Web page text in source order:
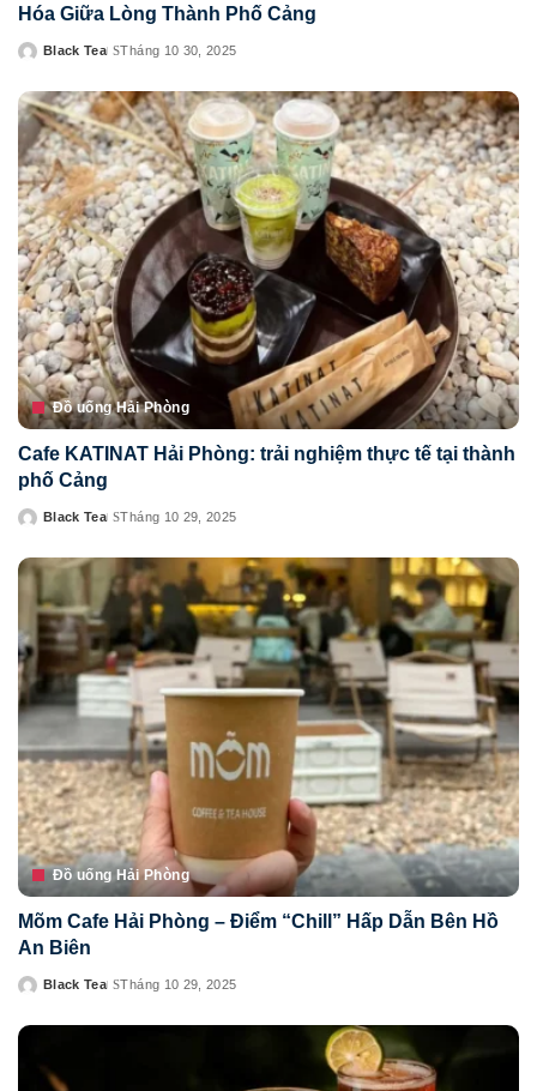
Hóa Giữa Lòng Thành Phố Cảng
Posted
Black Tea Tháng 10 30, 2025
Đồ uống Hải Phòng
Cafe KATINAT Hải Phòng: trải nghiệm thực tế tại thành
phố Cảng
Posted
Black Tea Tháng 10 29, 2025
Đồ uống Hải Phòng
Mõm Cafe Hải Phòng – Điểm “Chill” Hấp Dẫn Bên Hồ
An Biên
Posted
Black Tea Tháng 10 29, 2025